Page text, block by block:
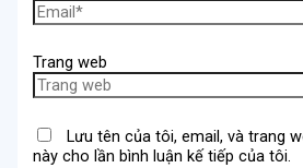
Trang web
Lưu tên của tôi, email, và trang
này cho lần bình luận kế tiếp của tôi.